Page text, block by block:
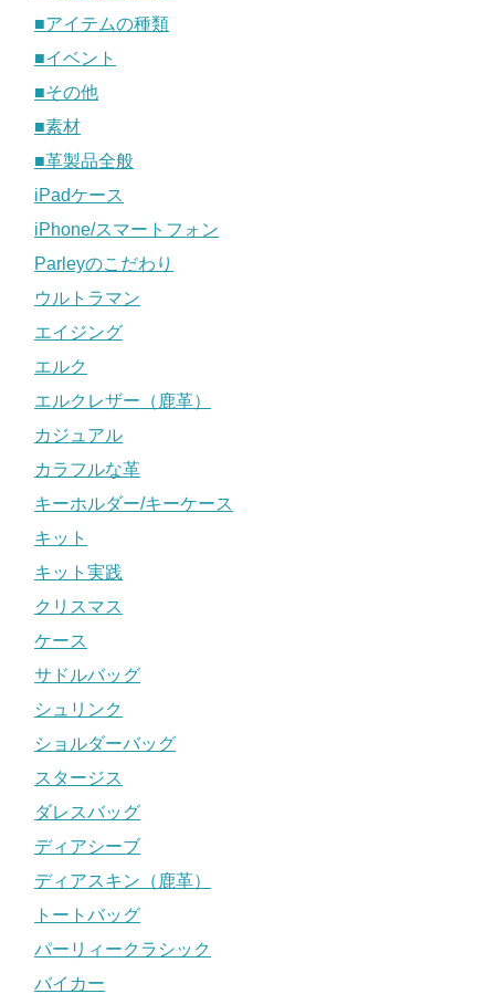
■アイテムの種類
■イベント
■その他
■素材
■革製品全般
iPadケース
iPhone/スマートフォン
Parleyのこだわり
ウルトラマン
エイジング
エルク
エルクレザー（鹿革）
カジュアル
カラフルな革
キーホルダー/キーケース
キット
キット実践
クリスマス
ケース
サドルバッグ
シュリンク
ショルダーバッグ
スタージス
ダレスバッグ
ディアシーブ
ディアスキン（鹿革）
トートバッグ
パーリィークラシック
バイカー